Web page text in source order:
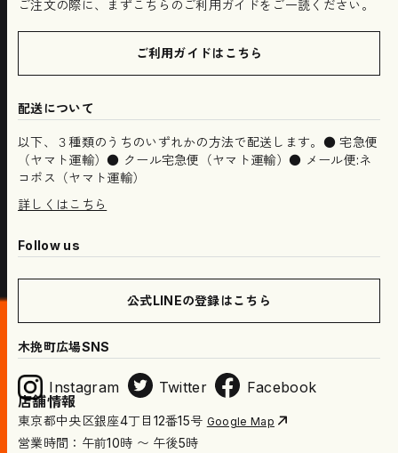
ご注文の際に、まずこちらのご利用ガイドをご一読ください。
ご利用ガイドはこちら
配送について
以下、３種類のうちのいずれかの方法で配送します。● 宅急便
（ヤマト運輸）● クール宅急便（ヤマト運輸）● メール便:ネ
コポス（ヤマト運輸）
詳しくはこちら
Follow us
公式LINEの登録はこちら
木挽町広場SNS
Instagram Twitter
Facebook
店舗情報
東京都中央区銀座4丁目12番15号 Google Map
営業時間：午前10時 〜 午後5時